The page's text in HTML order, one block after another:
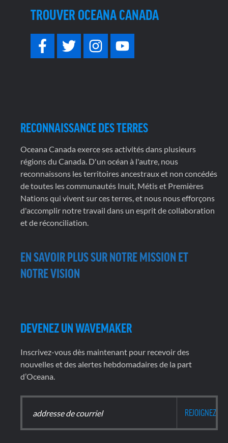
TROUVER OCEANA CANADA
RECONNAISSANCE DES TERRES
Oceana Canada exerce ses activités dans plusieurs
régions du Canada. D'un océan à l'autre, nous
reconnaissons les territoires ancestraux et non concédés
de toutes les communautés Inuit, Métis et Premières
Nations qui vivent sur ces terres, et nous nous efforçons
d'accomplir notre travail dans un esprit de collaboration
et de réconciliation.
EN SAVOIR PLUS SUR NOTRE MISSION ET
NOTRE VISION
DEVENEZ UN WAVEMAKER
Inscrivez-vous dès maintenant pour recevoir des
nouvelles et des alertes hebdomadaires de la part
d’Oceana.